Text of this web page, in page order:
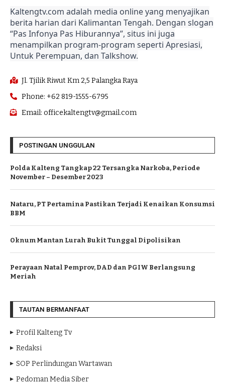
Kaltengtv.com adalah media online yang menyajikan
berita harian dari Kalimantan Tengah. Dengan slogan
“Pas Infonya Pas Hiburannya”, situs ini juga
menampilkan program-program seperti Apresiasi,
Untuk Perempuan, dan Talkshow.
Jl. Tjilik Riwut Km 2,5 Palangka Raya
Phone: +62 819-1555-6795
Email: officekaltengtv@gmail.com
POSTINGAN UNGGULAN
Polda Kalteng Tangkap 22 Tersangka Narkoba, Periode
November – Desember 2023
Nataru, PT Pertamina Pastikan Terjadi Kenaikan Konsumsi
BBM
Oknum Mantan Lurah Bukit Tunggal Dipolisikan
Perayaan Natal Pemprov, DAD dan PGIW Berlangsung
Meriah
TAUTAN BERMANFAAT
Profil Kalteng Tv
Redaksi
SOP Perlindungan Wartawan
Pedoman Media Siber